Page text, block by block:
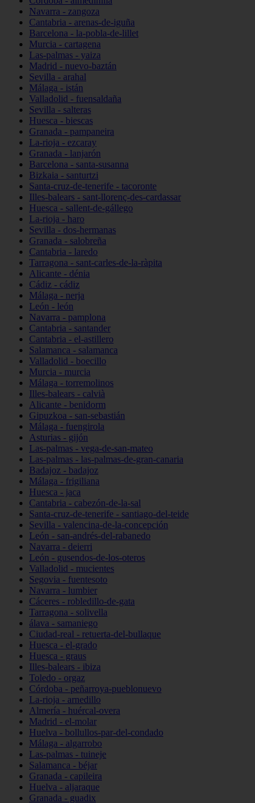
Navarra - zangoza
Cantabria - arenas-de-iguña
Barcelona - la-pobla-de-lillet
Murcia - cartagena
Las-palmas - yaiza
Madrid - nuevo-baztán
Sevilla - arahal
Málaga - istán
Valladolid - fuensaldaña
Sevilla - salteras
Huesca - biescas
Granada - pampaneira
La-rioja - ezcaray
Granada - lanjarón
Barcelona - santa-susanna
Bizkaia - santurtzi
Santa-cruz-de-tenerife - tacoronte
Illes-balears - sant-llorenç-des-cardassar
Huesca - sallent-de-gállego
La-rioja - haro
Sevilla - dos-hermanas
Granada - salobreña
Cantabria - laredo
Tarragona - sant-carles-de-la-ràpita
Alicante - dénia
Cádiz - cádiz
Málaga - nerja
León - león
Navarra - pamplona
Cantabria - santander
Cantabria - el-astillero
Salamanca - salamanca
Valladolid - boecillo
Murcia - murcia
Málaga - torremolinos
Illes-balears - calvià
Alicante - benidorm
Gipuzkoa - san-sebastián
Málaga - fuengirola
Asturias - gijón
Las-palmas - vega-de-san-mateo
Las-palmas - las-palmas-de-gran-canaria
Badajoz - badajoz
Málaga - frigiliana
Huesca - jaca
Cantabria - cabezón-de-la-sal
Santa-cruz-de-tenerife - santiago-del-teide
Sevilla - valencina-de-la-concepción
León - san-andrés-del-rabanedo
Navarra - deierri
León - gusendos-de-los-oteros
Valladolid - mucientes
Segovia - fuentesoto
Navarra - lumbier
Cáceres - robledillo-de-gata
Tarragona - solivella
álava - samaniego
Ciudad-real - retuerta-del-bullaque
Huesca - el-grado
Huesca - graus
Illes-balears - ibiza
Toledo - orgaz
Córdoba - peñarroya-pueblonuevo
La-rioja - arnedillo
Almería - huércal-overa
Madrid - el-molar
Huelva - bollullos-par-del-condado
Málaga - algarrobo
Las-palmas - tuineje
Salamanca - béjar
Granada - capileira
Huelva - aljaraque
Granada - guadix